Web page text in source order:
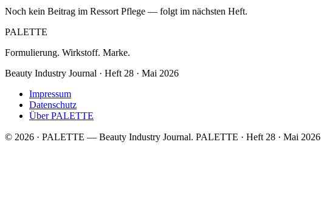
Noch kein Beitrag im Ressort Pflege — folgt im nächsten Heft.
PALETTE
Formulierung. Wirkstoff. Marke.
Beauty Industry Journal · Heft 28 · Mai 2026
Impressum
Datenschutz
Über PALETTE
© 2026 · PALETTE — Beauty Industry Journal. PALETTE · Heft 28 · Mai 2026